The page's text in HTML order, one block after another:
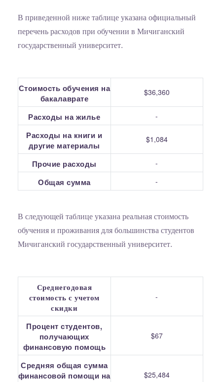
В приведенной ниже таблице указана официальный
перечень расходов при обучении в Мичиганский
государственный университет.
Стоимость обучения на
бакалаврате
$36,360
Расходы на жилье -
Расходы на книги и
другие материалы
$1,084
Прочие расходы -
Общая сумма -
В следующей таблице указана реальная стоимость
обучения и проживания для большинства студентов
Мичиганский государственный университет.
Среднегодовая
стоимость с учетом
скидки
-
Процент студентов,
получающих
финансовую помощь
$67
Средняя общая сумма
финансовой помощи на
$25,484